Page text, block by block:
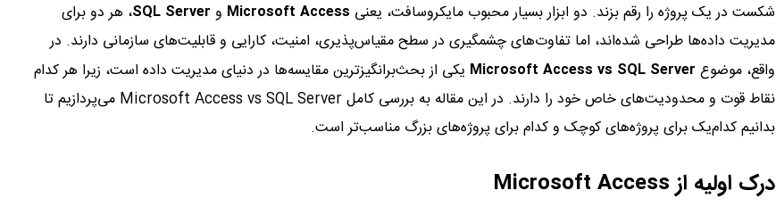
شکست در یک پروژه را رقم بزند. دو ابزار بسیار محبوب مایکروسافت، یعنی Microsoft Access و SQL Server، هر دو برای
مدیریت داده‌ها طراحی شده‌اند، اما تفاوت‌های چشمگیری در سطح مقیاس‌پذیری، امنیت، کارایی و قابلیت‌های سازمانی دارند. در
واقع، موضوع Microsoft Access vs SQL Server یکی از بحث‌برانگیزترین مقایسه‌ها در دنیای مدیریت داده است، زیرا هر کدام
نقاط قوت و محدودیت‌های خاص خود را دارند. در این مقاله به بررسی کامل Microsoft Access vs SQL Server می‌پردازیم تا
بدانیم کدام‌یک برای پروژه‌های کوچک و کدام برای پروژه‌های بزرگ مناسب‌تر است.
درک اولیه از Microsoft Access